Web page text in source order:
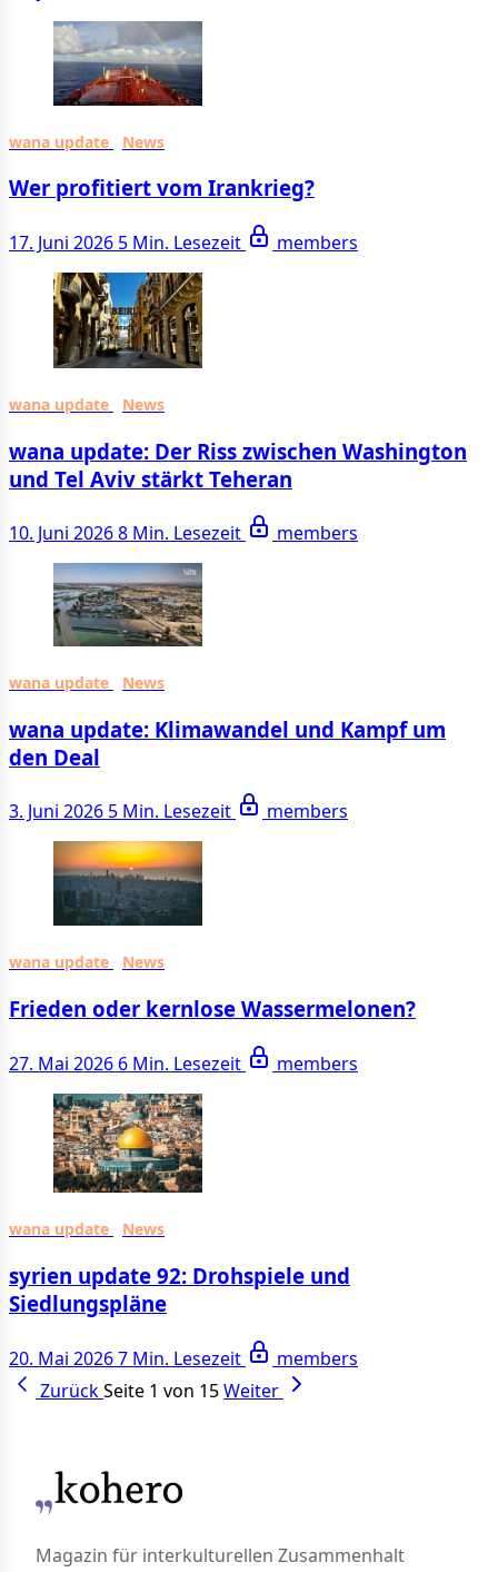
wana update News
Wer profitiert vom Irankrieg?
17. Juni 2026 5 Min. Lesezeit members
wana update News
wana update: Der Riss zwischen Washington
und Tel Aviv stärkt Teheran
10. Juni 20268 Min. Lesezeit members
wana update News
wana update: Klimawandel und Kampf um
den Deal
3. Juni 2026 5 Min. Lesezeit members
wana update News
Frieden oder kernlose Wassermelonen?
27. Mai 2026 6 Min. Lesezeit members
wana update News
syrien update 92: Drohspiele und
Siedlungspläne
20. Mai 20267 Min. Lesezeit
members
ZurückSeite 1 von 15Weiter
Magazin für interkulturellen Zusammenhalt